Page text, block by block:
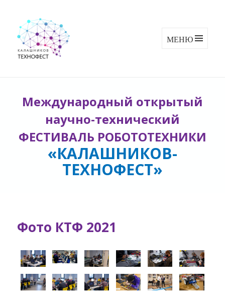
Международный открытый
научно-технический
ФЕСТИВАЛЬ РОБОТОТЕХНИКИ
«КАЛАШНИКОВ-
ТЕХНОФЕСТ»
Фото КТФ 2021